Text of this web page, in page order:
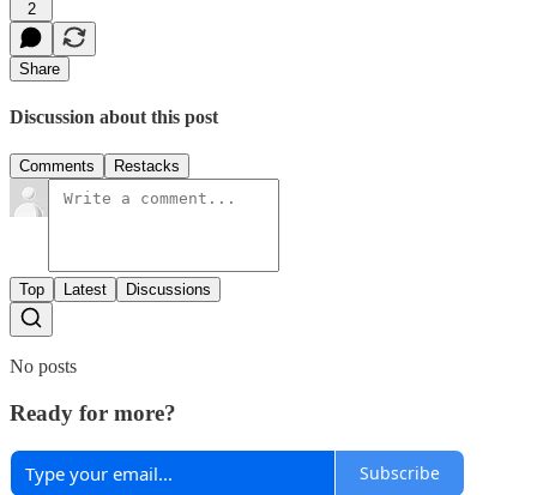
2
Share
Discussion about this post
Comments Restacks
Top Latest Discussions
No posts
Ready for more?
Subscribe